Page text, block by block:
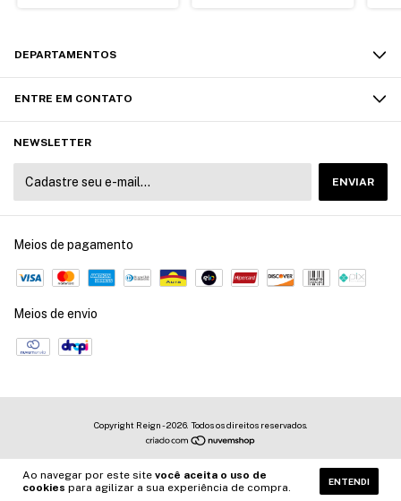
Ao navegar por este site você aceita o uso de
cookies para agilizar a sua experiência de compra. ENTENDI
DEPARTAMENTOS
ENTRE EM CONTATO
NEWSLETTER
Meios de pagamento
Meios de envio
Copyright Reign - 2026. Todos os direitos reservados.